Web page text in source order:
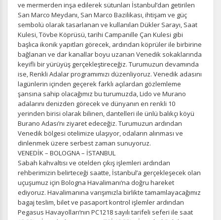
ve mermerden inşa edilerek sütunları İstanbul’dan getirilen
San Marco Meydanı, San Marco Bazilikası, ihtişam ve güç
sembolü olarak tasarlanan ve kullanılan Dükler Sarayı, Saat
Kulesi, Tövbe Köprüsü, tarihi Campanille Çan Kulesi gibi
başlıca ikonik yapıtları görecek, ardından köprüler ile birbirine
bağlanan ve dar kanallar boyu uzanan Venedik sokaklarında
keyifli bir yürüyüş gerçekleştireceğiz. Turumuzun devamında
ise, Renkli Adalar programımızı düzenliyoruz. Venedik adasını
lagünlerin içinden geçerek farklı açılardan gözlemleme
şansına sahip olacağımız bu turumuzda, Lido ve Murano
adalarını denizden görecek ve dünyanın en renkli 10
yerinden birisi olarak bilinen, dantelleri ile ünlü balıkçı köyü
Burano Adası’nı ziyaret edeceğiz. Turumuzun ardından
Venedik bölgesi otelimize ulaşıyor, odaların alınması ve
dinlenmek üzere serbest zaman sunuyoruz.
VENEDİK – BOLOGNA – İSTANBUL
Sabah kahvaltısı ve otelden çıkış işlemleri ardından
rehberimizin belirteceği saatte, İstanbul’a gerçekleşecek olan
uçuşumuz için Bologna Havalimanı‘na doğru hareket
ediyoruz. Havalimanına varışımızla birlikte tamamlayacağımız
bagaj teslim, bilet ve pasaport kontrol işlemler ardından
Pegasus Havayolları‘nın PC1218 sayılı tarifeli seferi ile saat